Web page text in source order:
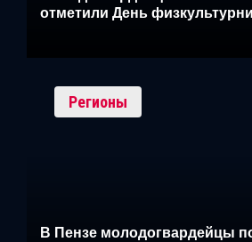
отметили День
Регионы
В Пензе молодогвардейцы